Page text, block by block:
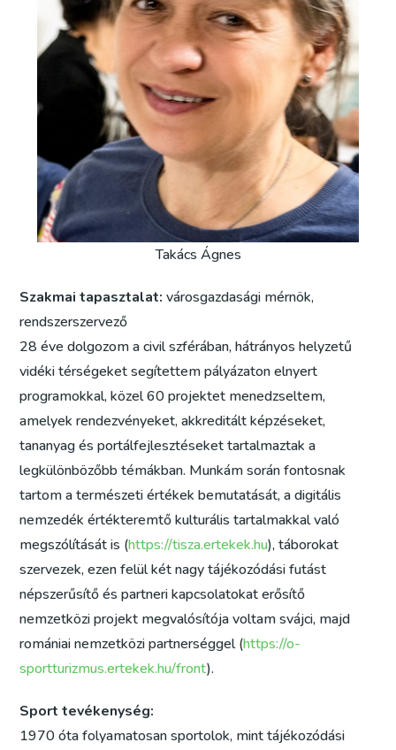
Takács Ágnes
Szakmai tapasztalat: városgazdasági mérnök,
rendszerszervező
28 éve dolgozom a civil szférában, hátrányos helyzetű
vidéki térségeket segítettem pályázaton elnyert
programokkal, közel 60 projektet menedzseltem,
amelyek rendezvényeket, akkreditált képzéseket,
tananyag és portálfejlesztéseket tartalmaztak a
legkülönbözőbb témákban. Munkám során fontosnak
tartom a természeti értékek bemutatását, a digitális
nemzedék értékteremtő kulturális tartalmakkal való
megszólítását is (https://tisza.ertekek.hu), táborokat
szervezek, ezen felül két nagy tájékozódási futást
népszerűsítő és partneri kapcsolatokat erősítő
nemzetközi projekt megvalósítója voltam svájci, majd
romániai nemzetközi partnerséggel (https://o-
sportturizmus.ertekek.hu/front).
Sport tevékenység:
1970 óta folyamatosan sportolok, mint tájékozódási